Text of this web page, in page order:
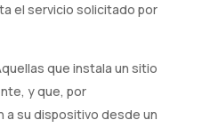
el servicio solicitado por
que instala un sitio
y que, por
a su dispositivo desde un